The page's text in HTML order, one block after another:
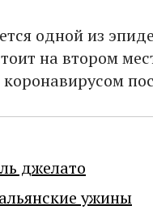
одной из
на втором
коронавирусом
джелато
ужины